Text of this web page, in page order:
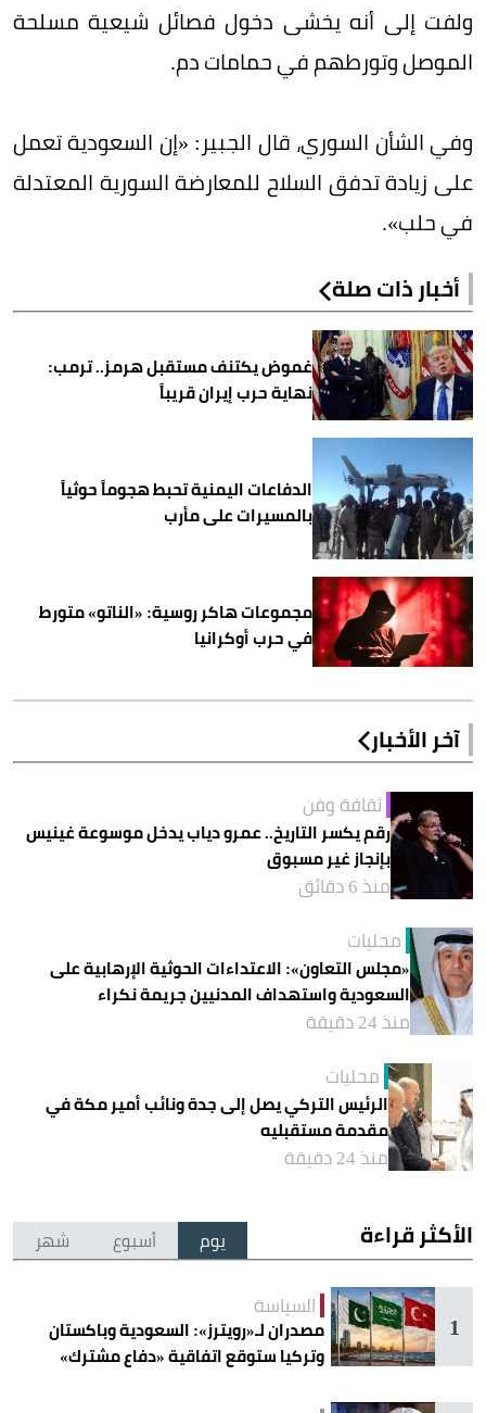
ولفت إلى أنه يخشى دخول فصائل شيعية مسلحة
الموصل وتورطهم في حمامات دم.
وفي الشأن السوري، قال الجبير: «إن السعودية تعمل
على زيادة تدفق السلاح للمعارضة السورية المعتدلة
في حلب».
أخبار ذات صلة
غموض يكتنف مستقبل هرمز.. ترمب:
نهاية حرب إيران قريباً
الدفاعات اليمنية تحبط هجوماً حوثياً
بالمسيرات على مأرب
مجموعات هاكر روسية: «الناتو» متورط
في حرب أوكرانيا
آخر الأخبار
ثقافة وفن
رقم يكسر التاريخ.. عمرو دياب يدخل موسوعة غينيس
بإنجاز غير مسبوق
منذ 6 دقائق
محليات
«مجلس التعاون»: الاعتداءات الحوثية الإرهابية على
السعودية واستهداف المدنيين جريمة نكراء
منذ 24 دقيقة
محليات
الرئيس التركي يصل إلى جدة ونائب أمير مكة في
مقدمة مستقبليه
منذ 24 دقيقة
الأكثر قراءة يوم أسبوع شهر
1
السياسة
مصدران لـ«رويترز»: السعودية وباكستان
وتركيا ستوقع اتفاقية «دفاع مشترك»